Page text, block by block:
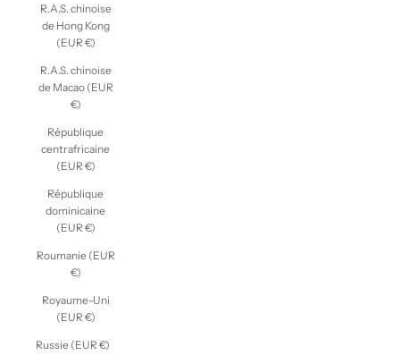
R.A.S. chinoise
de Hong Kong
(EUR €)
R.A.S. chinoise
de Macao (EUR
€)
République
centrafricaine
(EUR €)
République
dominicaine
(EUR €)
Roumanie (EUR
€)
Royaume-Uni
(EUR €)
Russie (EUR €)